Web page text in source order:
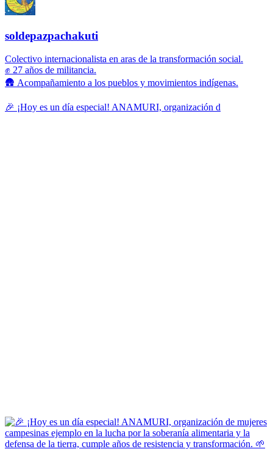
soldepazpachakuti
Colectivo internacionalista en aras de la transformación social.
✊ 27 años de militancia.
🛖 Acompañamiento a los pueblos y movimientos indígenas.
🎉 ¡Hoy es un día especial! ANAMURI, organización d